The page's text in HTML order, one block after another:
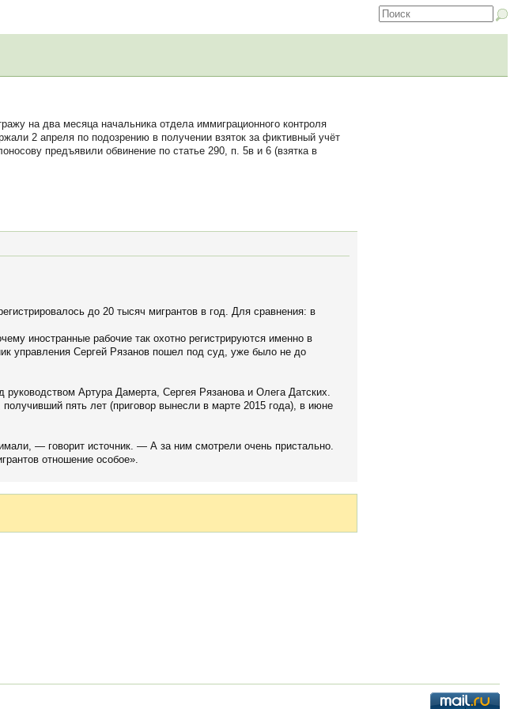
на два месяца начальника отдела иммиграционного контроля
2 апреля по подозрению в получении взяток за фиктивный учёт
предъявили обвинение по статье 290, п. 5в и 6 (взятка в
до 20 тысяч мигрантов в год. Для сравнения: в
иностранные рабочие так охотно регистрируются именно в
управления Сергей Рязанов пошел под суд, уже было не до
Артура Дамерта, Сергея Рязанова и Олега Датских.
пять лет (приговор вынесли в марте 2015 года), в июне
— говорит источник. — А за ним смотрели очень пристально.
отношение особое».